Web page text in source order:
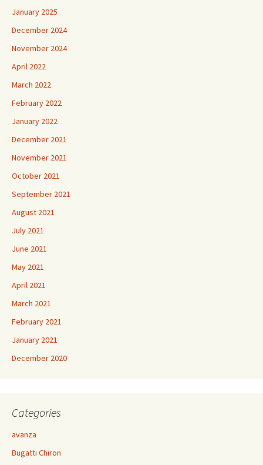
January 2025
December 2024
November 2024
April 2022
March 2022
February 2022
January 2022
December 2021
November 2021
October 2021
September 2021
August 2021
July 2021
June 2021
May 2021
April 2021
March 2021
February 2021
January 2021
December 2020
Categories
avanza
Bugatti Chiron